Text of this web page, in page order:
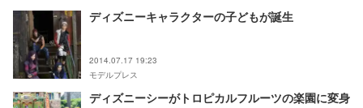
ディズニーキャラクターの子どもが誕生
2014.07.17 19:23
モデルプレス
ディズニーシーがトロピカルフルーツの楽園に変身